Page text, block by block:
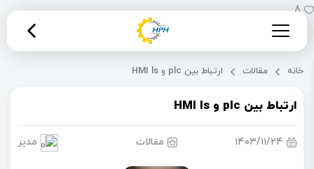
خانه مقالات ارتباط بین plc و HMI ls
ارتباط بین plc و HMI ls
۱۴۰۳/۱۱/۲۴ مقالات
8